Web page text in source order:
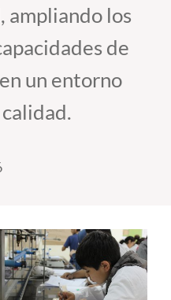
ampliando los
de
un entorno